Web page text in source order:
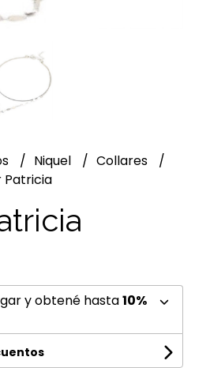
Niquel
Collares
Patricia
y obtené hasta10%